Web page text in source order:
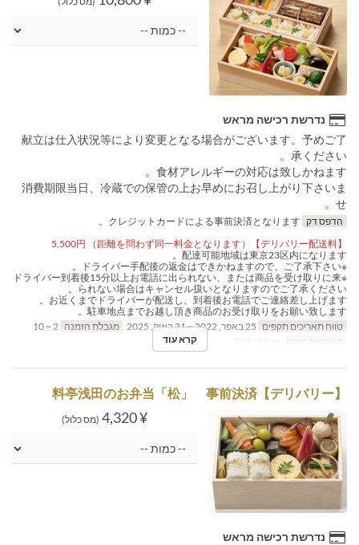
נדרשת רכישה מראש
献立は仕入状況等により変更となる場合がございます。予めご了
承ください。
食材アレルギーの対応は致しかねます。
消費期限当日、冷蔵での保管の上お早めにお召し上がり下さいま
せ。
הדפס דק
【デリバリー配送料】5,500円 （距離を問わず同一料金となります）
配達可能地域は東京23区内になります。
※ドライバー手配後の返金はできかねますので、ご了承下さい。
※ドライバー到着後15分以上お電話に出られない、または商品を受け取りに来
られない場合はキャンセル扱いとなりますのでご了承ください。
お近くまでドライバーが配送し、到着後お電話でご連絡差し上げます。
駐車地点までお越し頂き商品のお受け取りをお願い致します。
טווח תאריכים תקפים
מגבלת הזמנה
קטגוריית מקום
קרא עוד
【デリバリー】料亭浅田のお弁当「松」 事前決済
¥ 4,320 (מס כלול)
נדרשת רכישה מראש